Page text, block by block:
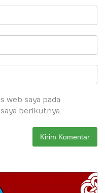
web saya pada
berikutnya.